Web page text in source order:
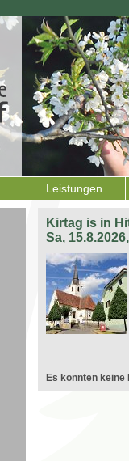
Leistungen
Kirtag is in
Sa,
Es konnten keine